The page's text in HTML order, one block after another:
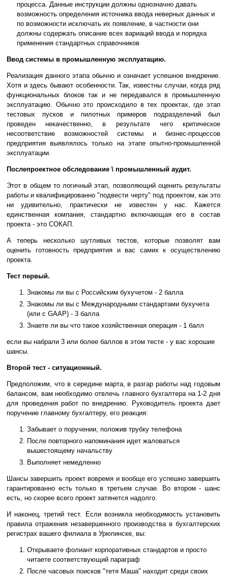
процесса. Данные инструкции должны однозначно давать
возможность определения источника ввода неверных данных и
по возможности исключать их появление, в частности они
должны содержать описание всех вариаций ввода и порядка
применения стандартных справочников
Ввод системы в промышленную эксплуатацию.
Реализация данного этапа обычно и означает успешное внедрение.
Хотя и здесь бывают особенности. Так, известны случаи, когда ряд
функциональных блоков так и не передавался в промышленную
эксплуатацию. Обычно это происходило в тех проектах, где этап
тестовых пусков и пилотных примеров подразделений был
проведен некачественно, в результате чего критическое
несоответствие возможностей системы и бизнес-процессов
предприятия выявлялось только на этапе опытно-промышленной
эксплуатации.
Послепроектное обследование \ промышленный аудит.
Этот в общем то логичный этап, позволяющий оценить результаты
работы и квалифицированно "подвести черту" под проектом, как это
ни удивительно, практически не известен у нас. Кажется
единственная компания, стандартно включающая его в состав
проекта - это СОКАП.
А теперь несколько шутливых тестов, которые позволят вам
оценить готовность предприятия и вас самих к осуществлению
проекта.
Тест первый.
Знакомы ли вы с Российским бухучетом - 2 балла
Знакомы ли вы с Международными стандартами бухучета
(или с GAAP) - 3 балла
Знаете ли вы что такое хозяйственная операция - 1 балл
если вы набрали 3 или более баллов в этом тесте - у вас хорошие
шансы.
Второй тест - ситуационный.
Предположим, что в середине марта, в разгар работы над годовым
балансом, вам необходимо отвлечь главного бухгалтера на 1-2 дня
для проведения работ по внедрению. Руководитель проекта дает
поручение главному бухгалтеру, его реакция:
Забывает о поручении, положив трубку телефона
После повторного напоминания идет жаловаться
вышестоящему начальству
Выполняет немедленно
Шансы завершить проект вовремя и вообще его успешно завершить
гарантированно есть только в третьем случае. Во втором - шанс
есть, но скорее всего проект затянется надолго.
И наконец, третий тест. Если возникла необходимость установить
правила отражения незавершенного производства в бухгалтерских
регистрах вашего филиала в Урюпинске, вы:
Открываете фолиант корпоративных стандартов и просто
читаете соответствующий параграф
После часовых поисков "тетя Маша" находит среди своих